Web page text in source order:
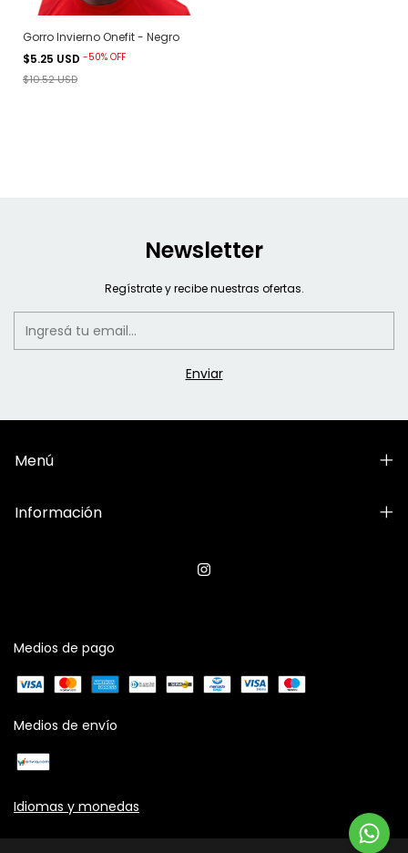
Gorro Invierno Onefit - Negro
$5.25 USD -50% OFF
$10.52 USD
Newsletter
Regístrate y recibe nuestras ofertas.
Menú
Información
Medios de pago
Medios de envío
Idiomas y monedas